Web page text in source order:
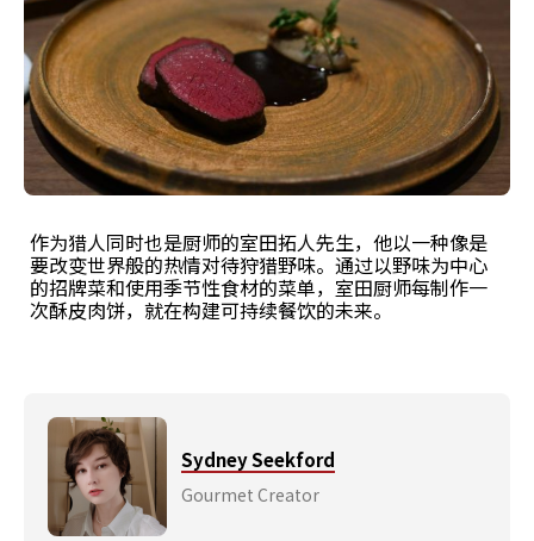
作为猎人同时也是厨师的室田拓人先生，他以一种像是
要改变世界般的热情对待狩猎野味。通过以野味为中心
的招牌菜和使用季节性食材的菜单，室田厨师每制作一
次酥皮肉饼，就在构建可持续餐饮的未来。
Sydney Seekford
Gourmet Creator